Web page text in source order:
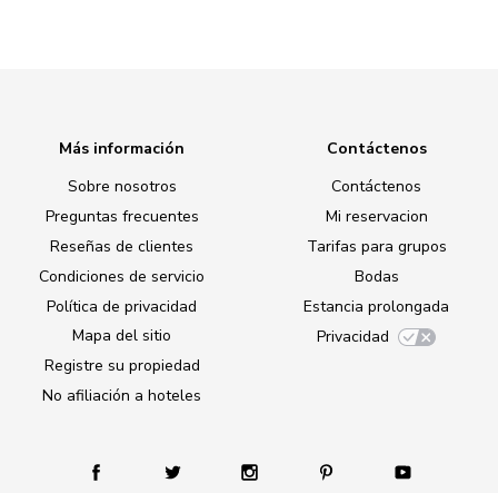
Más información
Sobre nosotros
Preguntas frecuentes
Reseñas de clientes
Condiciones de servicio
Política de privacidad
Mapa del sitio
Registre su propiedad
No afiliación a hoteles
Contáctenos
Contáctenos
Mi reservacion
Tarifas para grupos
Bodas
Estancia prolongada
Privacidad